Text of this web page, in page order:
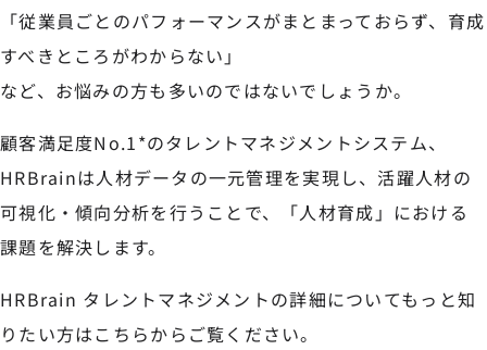
「従業員ごとのパフォーマンスがまとまっておらず、育成
すべきところがわからない」
など、お悩みの方も多いのではないでしょうか。
顧客満足度No.1*のタレントマネジメントシステム、
HRBrainは人材データの一元管理を実現し、活躍人材の
可視化・傾向分析を行うことで、「人材育成」における
課題を解決します。
HRBrain タレントマネジメントの詳細についてもっと知
りたい方はこちらからご覧ください。